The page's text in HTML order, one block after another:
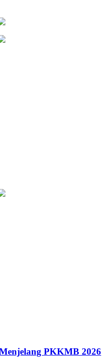
PKKMB 2026